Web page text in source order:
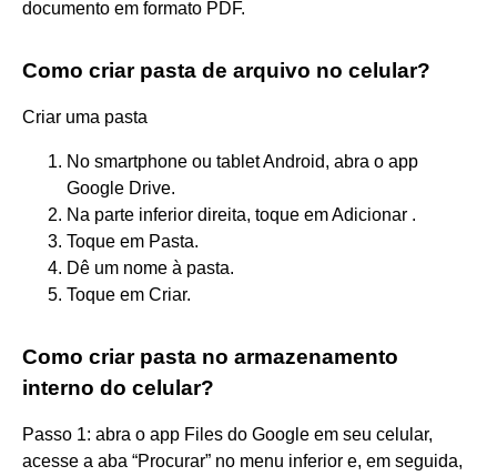
documento em formato PDF.
Como criar pasta de arquivo no celular?
Criar uma pasta
No smartphone ou tablet Android, abra o app
Google Drive.
Na parte inferior direita, toque em Adicionar .
Toque em Pasta.
Dê um nome à pasta.
Toque em Criar.
Como criar pasta no armazenamento
interno do celular?
Passo 1: abra o app Files do Google em seu celular,
acesse a aba “Procurar” no menu inferior e, em seguida,